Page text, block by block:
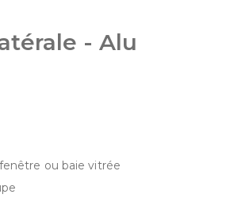
- Alu
ou baie vitrée